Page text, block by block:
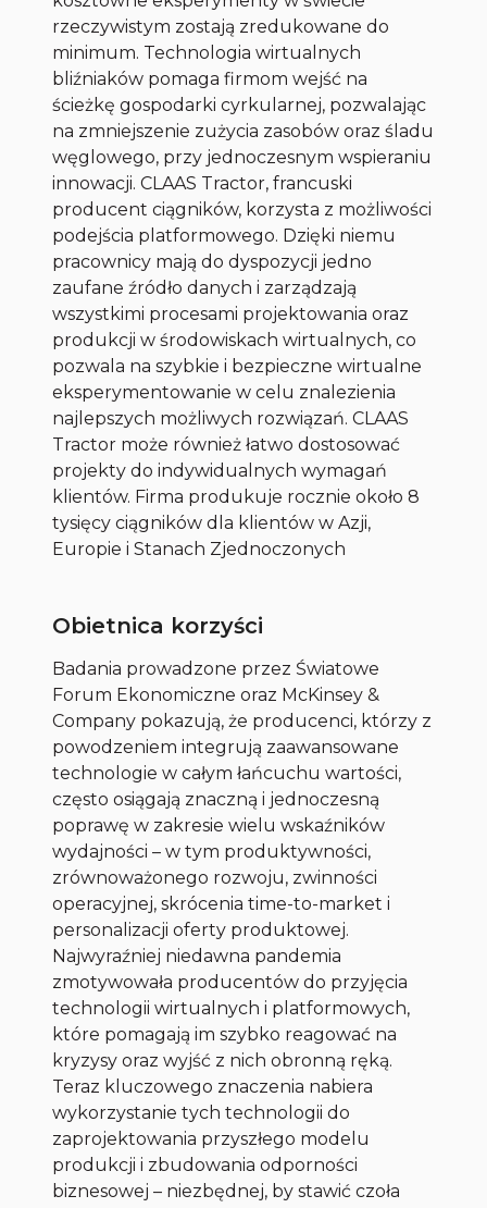
rzeczywistym zostają zredukowane do
minimum. Technologia wirtualnych
bliźniaków pomaga firmom wejść na
ścieżkę gospodarki cyrkularnej, pozwalając
na zmniejszenie zużycia zasobów oraz śladu
węglowego, przy jednoczesnym wspieraniu
innowacji. CLAAS Tractor, francuski
producent ciągników, korzysta z możliwości
podejścia platformowego. Dzięki niemu
pracownicy mają do dyspozycji jedno
zaufane źródło danych i zarządzają
wszystkimi procesami projektowania oraz
produkcji w środowiskach wirtualnych, co
pozwala na szybkie i bezpieczne wirtualne
eksperymentowanie w celu znalezienia
najlepszych możliwych rozwiązań. CLAAS
Tractor może również łatwo dostosować
projekty do indywidualnych wymagań
klientów. Firma produkuje rocznie około 8
tysięcy ciągników dla klientów w Azji,
Europie i Stanach Zjednoczonych
Obietnica korzyści
Badania prowadzone przez Światowe
Forum Ekonomiczne oraz McKinsey &
Company pokazują, że producenci, którzy z
powodzeniem integrują zaawansowane
technologie w całym łańcuchu wartości,
często osiągają znaczną i jednoczesną
poprawę w zakresie wielu wskaźników
wydajności – w tym produktywności,
zrównoważonego rozwoju, zwinności
operacyjnej, skrócenia time-to-market i
personalizacji oferty produktowej.
Najwyraźniej niedawna pandemia
zmotywowała producentów do przyjęcia
technologii wirtualnych i platformowych,
które pomagają im szybko reagować na
kryzysy oraz wyjść z nich obronną ręką.
Teraz kluczowego znaczenia nabiera
wykorzystanie tych technologii do
zaprojektowania przyszłego modelu
produkcji i zbudowania odporności
biznesowej – niezbędnej, by stawić czoła